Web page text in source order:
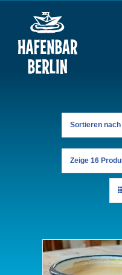
springen
Sortieren nach
Zeige 16